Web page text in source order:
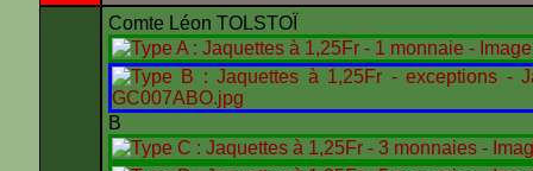
Comte Léon TOLSTOÏ
B